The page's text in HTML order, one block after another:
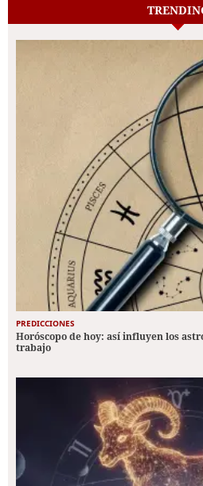
PREDICCIONES
Horóscopo de hoy: así influyen los
trabajo